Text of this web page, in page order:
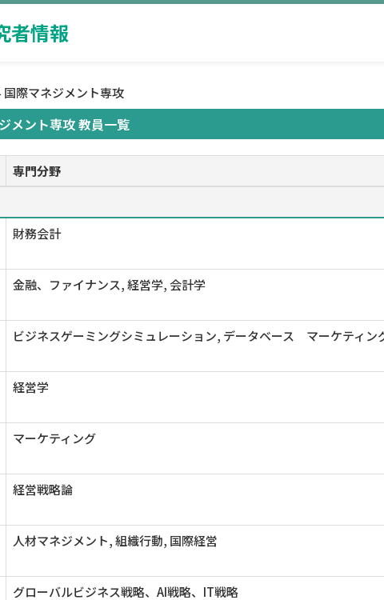
者情報
際マネジメント専攻
メント専攻 教員一覧
専門分野
財務会計
金融、ファイナンス, 経営学, 会計学
ビジネスゲーミングシミュレーション, データベース マーケティン
経営学
マーケティング
経営戦略論
人材マネジメント, 組織行動, 国際経営
グローバルビジネス戦略、AI戦略、IT戦略